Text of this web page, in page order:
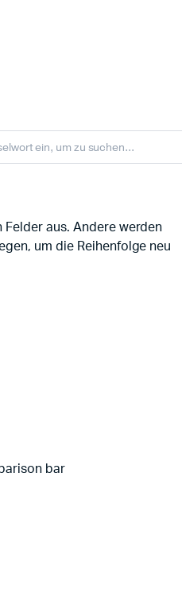
Felder aus. Andere werden
um die Reihenfolge neu
bar